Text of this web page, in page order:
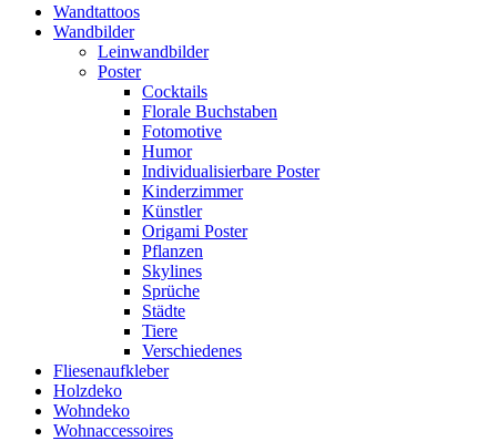
Wandtattoos
Wandbilder
Leinwandbilder
Poster
Cocktails
Florale Buchstaben
Fotomotive
Humor
Individualisierbare Poster
Kinderzimmer
Künstler
Origami Poster
Pflanzen
Skylines
Sprüche
Städte
Tiere
Verschiedenes
Fliesenaufkleber
Holzdeko
Wohndeko
Wohnaccessoires